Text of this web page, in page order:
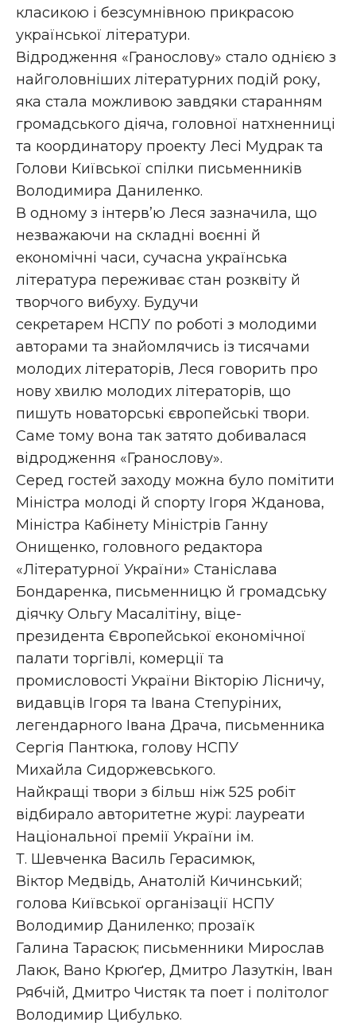
класикою і безсумнівною прикрасою
української літератури.
Відродження «Гранослову» стало однією з
найголовніших літературних подій року,
яка стала можливою завдяки старанням
громадського діяча, головної натхненниці
та координатору проекту Лесі Мудрак та
Голови Київської спілки письменників
Володимира Даниленко.
В одному з інтерв’ю Леся зазначила, що
незважаючи на складні воєнні й
економічні часи, сучасна українська
література переживає стан розквіту й
творчого вибуху. Будучи
секретарем НСПУ по роботі з молодими
авторами та знайомлячись із тисячами
молодих літераторів, Леся говорить про
нову хвилю молодих літераторів, що
пишуть новаторські європейські твори.
Саме тому вона так затято добивалася
відродження «Гранослову».
Серед гостей заходу можна було помітити
Міністра молоді й спорту Ігоря Жданова,
Міністра Кабінету Міністрів Ганну
Онищенко, головного редактора
«Літературної України» Станіслава
Бондаренка, письменницю й громадську
діячку Ольгу Масалітіну, віце-
президента Європейської економічної
палати торгівлі, комерції та
промисловості України Вікторію Лісничу,
видавців Ігоря та Івана Степуріних,
легендарного Івана Драча, письменника
Сергія Пантюка, голову НСПУ
Михайла Сидоржевського.
Найкращі твори з більш ніж 525 робіт
відбирало авторитетне журі: лауреати
Національної премії України ім.
Т. Шевченка Василь Герасимюк,
Віктор Медвідь, Анатолій Кичинський;
голова Київської організації НСПУ
Володимир Даниленко; прозаїк
Галина Тарасюк; письменники Мирослав
Лаюк, Вано Крюґер, Дмитро Лазуткін, Іван
Рябчій, Дмитро Чистяк та поет і політолог
Володимир Цибулько.